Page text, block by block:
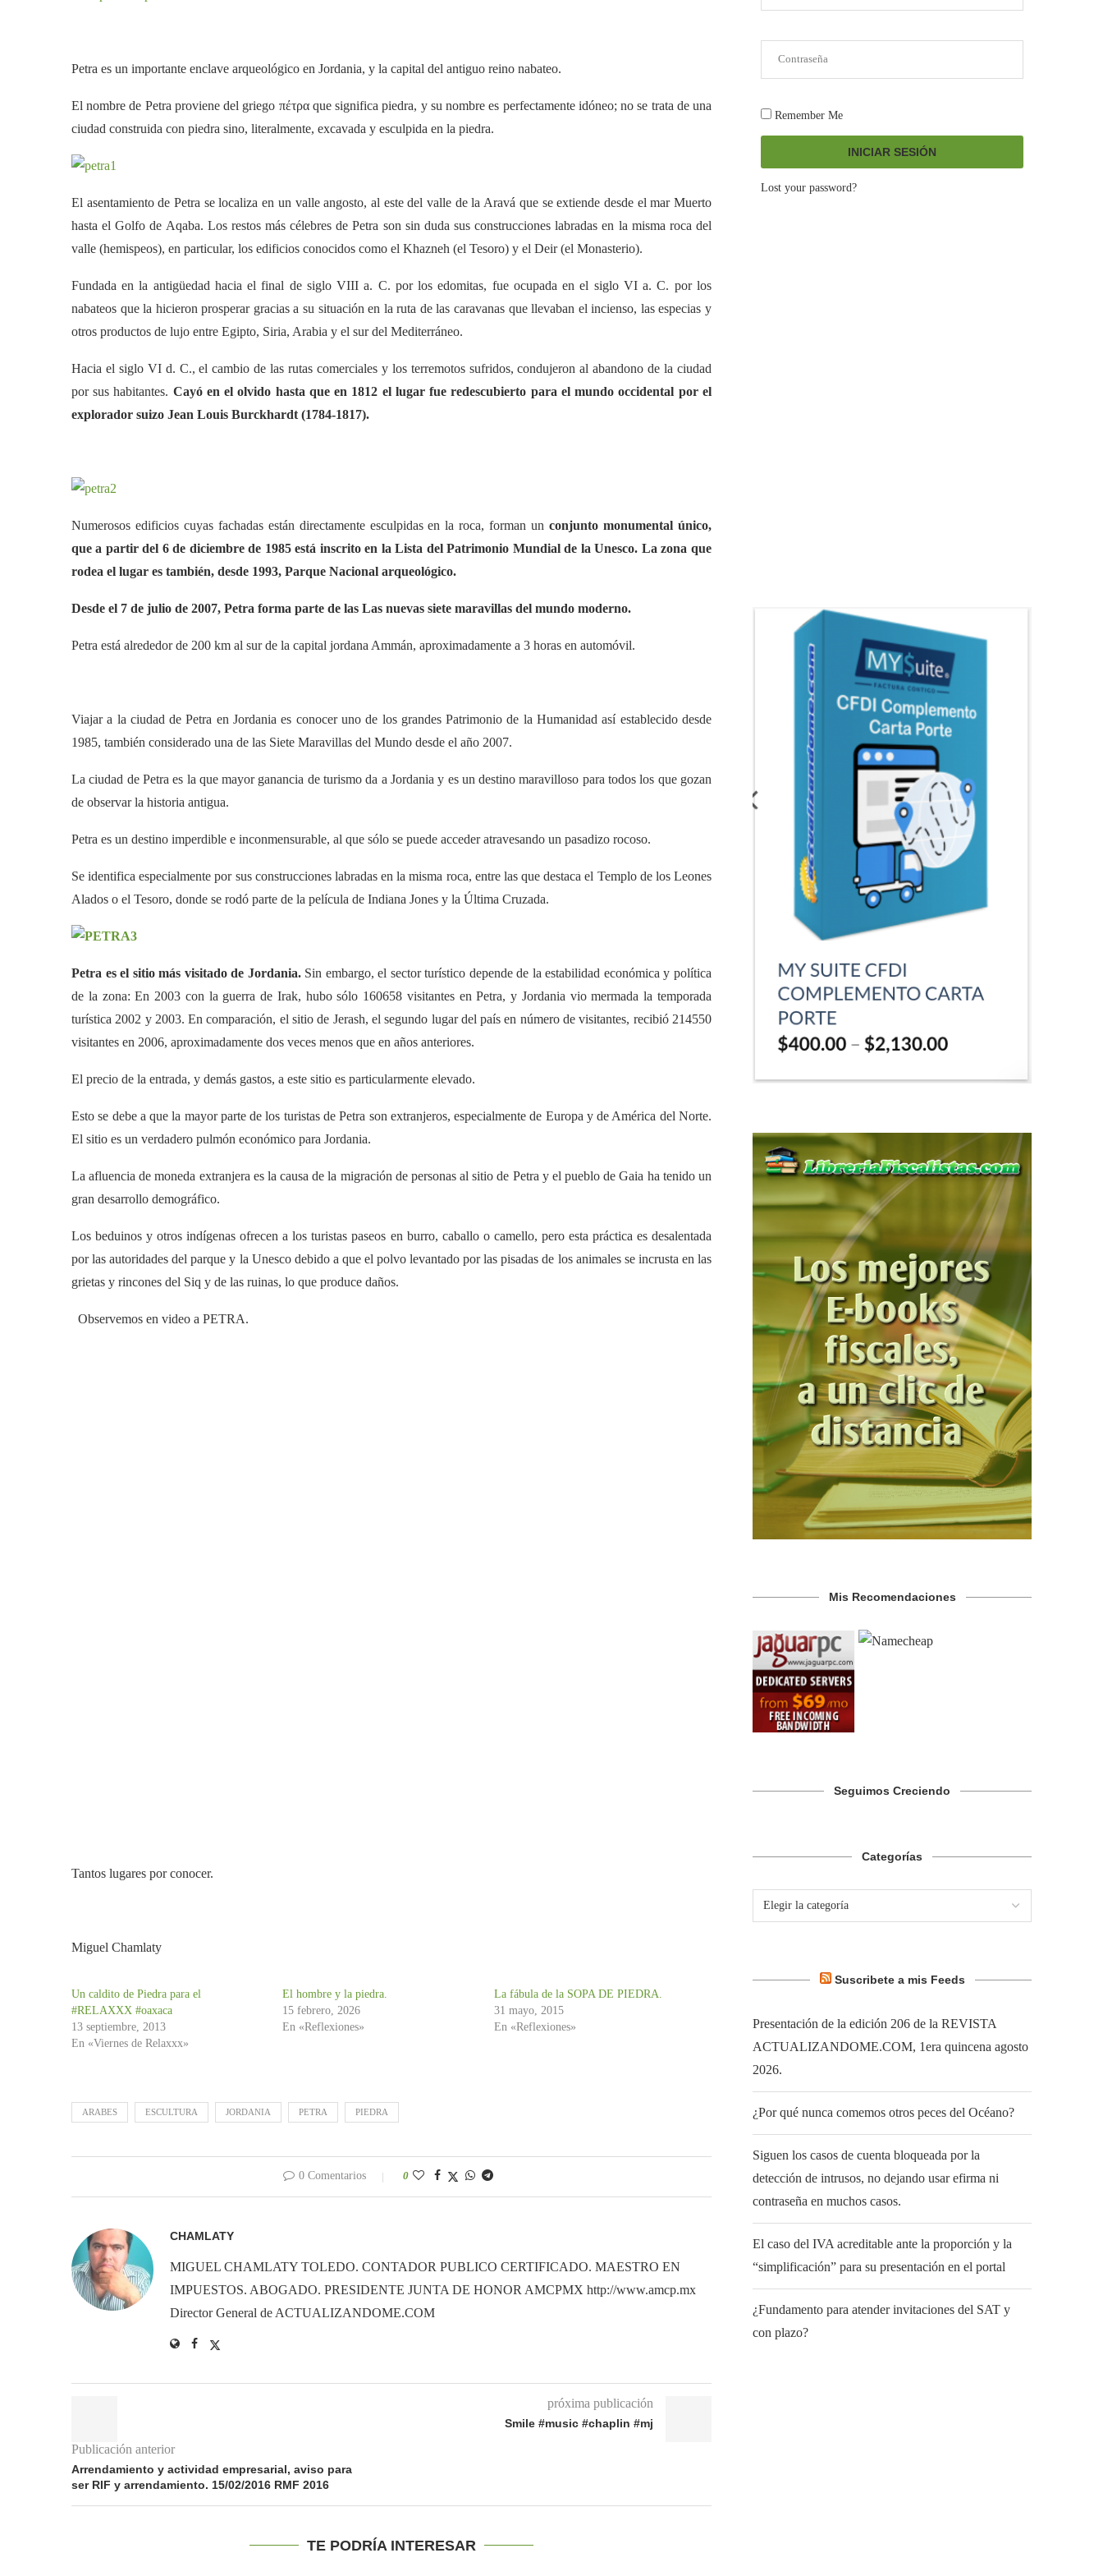
Petra es un importante enclave arqueológico en Jordania, y la capital del antiguo reino nabateo.
El nombre de Petra proviene del griego πέτρα que significa piedra, y su nombre es perfectamente idóneo; no se trata de una
ciudad construida con piedra sino, literalmente, excavada y esculpida en la piedra.
El asentamiento de Petra se localiza en un valle angosto, al este del valle de la Aravá que se extiende desde el mar Muerto
hasta el Golfo de Aqaba. Los restos más célebres de Petra son sin duda sus construcciones labradas en la misma roca del
valle (hemispeos), en particular, los edificios conocidos como el Khazneh (el Tesoro) y el Deir (el Monasterio).
Fundada en la antigüedad hacia el final de siglo VIII a. C. por los edomitas, fue ocupada en el siglo VI a. C. por los
nabateos que la hicieron prosperar gracias a su situación en la ruta de las caravanas que llevaban el incienso, las especias y
otros productos de lujo entre Egipto, Siria, Arabia y el sur del Mediterráneo.
Hacia el siglo VI d. C., el cambio de las rutas comerciales y los terremotos sufridos, condujeron al abandono de la ciudad
por sus habitantes. Cayó en el olvido hasta que en 1812 el lugar fue redescubierto para el mundo occidental por el
explorador suizo Jean Louis Burckhardt (1784-1817).
Numerosos edificios cuyas fachadas están directamente esculpidas en la roca, forman unconjunto monumental único,
que a partir del 6 de diciembre de 1985 está inscrito en la Lista del Patrimonio Mundial de la Unesco. La zona que
rodea el lugar es también, desde 1993, Parque Nacional arqueológico.
Desde el 7 de julio de 2007, Petra forma parte de las Las nuevas siete maravillas del mundo moderno.
Petra está alrededor de 200 km al sur de la capital jordana Ammán, aproximadamente a 3 horas en automóvil.
Viajar a la ciudad de Petra en Jordania es conocer uno de los grandes Patrimonio de la Humanidad así establecido desde
1985, también considerado una de las Siete Maravillas del Mundo desde el año 2007.
La ciudad de Petra es la que mayor ganancia de turismo da a Jordania y es un destino maravilloso para todos los que gozan
de observar la historia antigua.
Petra es un destino imperdible e inconmensurable, al que sólo se puede acceder atravesando un pasadizo rocoso.
Se identifica especialmente por sus construcciones labradas en la misma roca, entre las que destaca el Templo de los Leones
Alados o el Tesoro, donde se rodó parte de la película de Indiana Jones y la Última Cruzada.
Petra es el sitio más visitado de Jordania.Sin embargo, el sector turístico depende de la estabilidad económica y política
de la zona: En 2003 con la guerra de Irak, hubo sólo 160658 visitantes en Petra, y Jordania vio mermada la temporada
turística 2002 y 2003. En comparación, el sitio de Jerash, el segundo lugar del país en número de visitantes, recibió 214550
visitantes en 2006, aproximadamente dos veces menos que en años anteriores.
El precio de la entrada, y demás gastos, a este sitio es particularmente elevado.
Esto se debe a que la mayor parte de los turistas de Petra son extranjeros, especialmente de Europa y de América del Norte.
El sitio es un verdadero pulmón económico para Jordania.
La afluencia de moneda extranjera es la causa de la migración de personas al sitio de Petra y el pueblo de Gaia ha tenido un
gran desarrollo demográfico.
Los beduinos y otros indígenas ofrecen a los turistas paseos en burro, caballo o camello, pero esta práctica es desalentada
por las autoridades del parque y la Unesco debido a que el polvo levantado por las pisadas de los animales se incrusta en las
grietas y rincones del Siq y de las ruinas, lo que produce daños.
Observemos en video a PETRA.
Tantos lugares por conocer.
Miguel Chamlaty
Un caldito de Piedra para el
#RELAXXX #oaxaca
13 septiembre, 2013
En «Viernes de Relaxxx»
El hombre y la piedra.
15 febrero, 2026
En «Reflexiones»
La fábula de la SOPA DE PIEDRA.
31 mayo, 2015
En «Reflexiones»
ARABES ESCULTURA JORDANIA PETRA PIEDRA
0 Comentarios 0
CHAMLATY
MIGUEL CHAMLATY TOLEDO. CONTADOR PUBLICO CERTIFICADO. MAESTRO EN
IMPUESTOS. ABOGADO. PRESIDENTE JUNTA DE HONOR AMCPMX http://www.amcp.mx
Director General de ACTUALIZANDOME.COM
Publicación anterior
Arrendamiento y actividad empresarial, aviso para
ser RIF y arrendamiento. 15/02/2016 RMF 2016
próxima publicación
Smile #music #chaplin #mj
TE PODRÍA INTERESAR
Remember Me
INICIAR SESIÓN
Lost your password?
Mis Recomendaciones
Seguimos Creciendo
Categorías
Suscribete a mis Feeds
Presentación de la edición 206 de la REVISTA
ACTUALIZANDOME.COM, 1era quincena agosto
2026.
¿Por qué nunca comemos otros peces del Océano?
Siguen los casos de cuenta bloqueada por la
detección de intrusos, no dejando usar efirma ni
contraseña en muchos casos.
El caso del IVA acreditable ante la proporción y la
“simplificación” para su presentación en el portal
¿Fundamento para atender invitaciones del SAT y
con plazo?